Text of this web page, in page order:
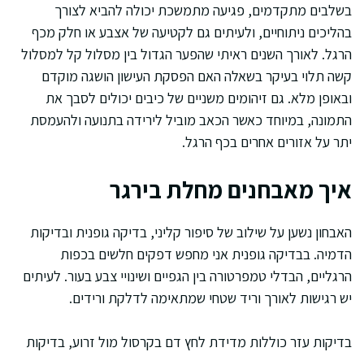
בשלבים מתקדמים, פגיעה מתמשכת יכולה להביא לצורך
בהליכים ניתוחיים, ולעיתים גם לקטיעה של אצבע או חלק מכף
הרגל. לאורך השנים ראיתי שהפער הגדול בין מסלול קל למסלול
קשה תלוי בעיקר בשאלה האם הפסקת העישון הושגה מוקדם
ובאופן מלא. גם זיהומים משניים של כיבים יכולים לסבך את
התמונה, במיוחד כאשר הכאב מוביל לירידה בתנועה ולהעמסת
יתר על אזורים אחרים בכף הרגל.
איך מאבחנים מחלת בירגר
האבחון נשען על שילוב של סיפור קליני, בדיקה גופנית ובדיקות
הדמיה. בבדיקה גופנית אני מחפש דפקים חלשים בכפות
הרגליים, הבדלי טמפרטורה בין הגפיים ושינויי צבע בעור. לעיתים
יש רגישות לאורך וריד שטחי שמתאימה לדלקת ורידים.
בדיקות עזר כוללות מדידת לחץ דם בקרסול מול זרוע, בדיקות